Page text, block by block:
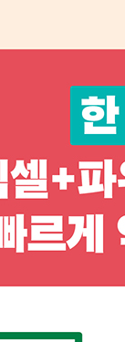
해 한 번에 수식 계
합계, 최댓값 구하
함수로 출석일, 결
반올림하기
, 나머지 값 표시
로 행 번호와 합
로 순위 구하기